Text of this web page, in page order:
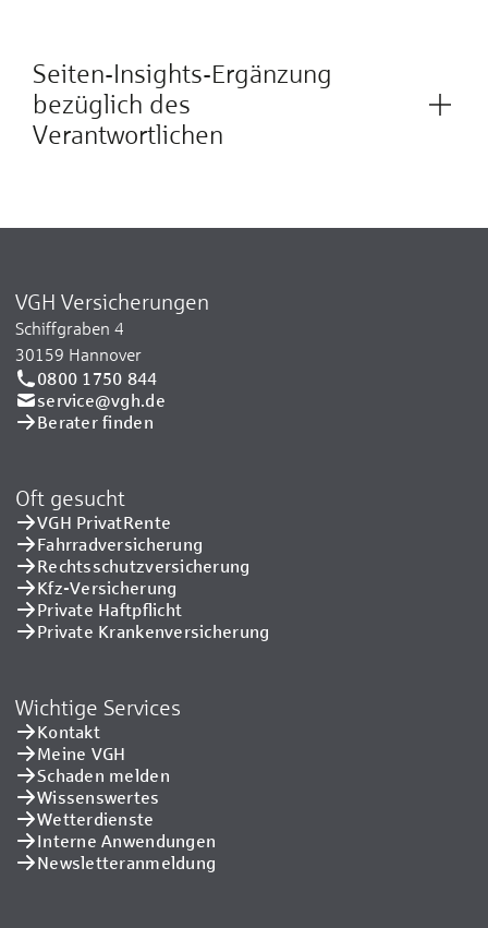
Seiten-Insights-Ergänzung
bezüglich des
Verantwortlichen
VGH Versicherungen
Schiffgraben 4
30159 Hannover
0800 1750 844
service@vgh.de
Berater finden
Oft gesucht
VGH PrivatRente
Fahrradversicherung
Rechtsschutzversicherung
Kfz-Versicherung
Private Haftpflicht
Private Kranken­versicherung
Wichtige Services
Kontakt
Meine VGH
Schaden melden
Wissenswertes
Wetterdienste
Interne Anwendungen
Newsletteranmeldung